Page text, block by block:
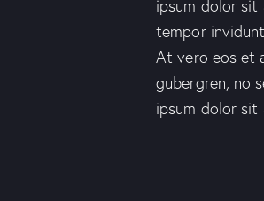
ipsum dolor sit
tempor
At vero eos et
gubergren, no
ipsum dolor sit